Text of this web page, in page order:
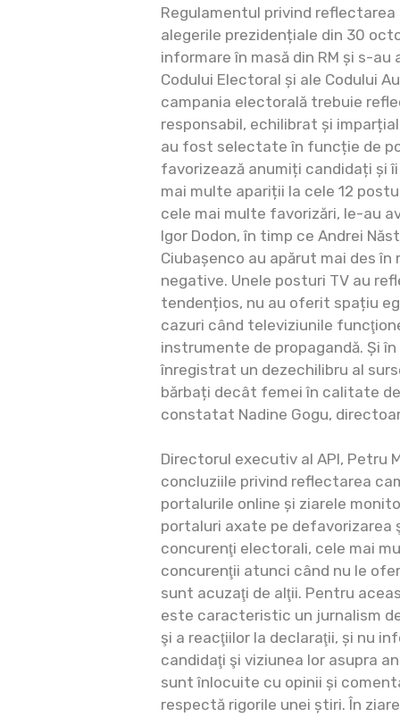
Regulamentul privind
alegerile prezidențiale din 30
informare în masă din RM și s-
Codului Electoral și ale Codului
campania electorală trebuie
responsabil, echilibrat și
au fost selectate în funcție de
favorizează anumiți candidați și
mai multe apariții la cele 12
cele mai multe favorizări, le-au
Igor Dodon, în timp ce Andrei
Ciubașenco au apărut mai des
negative. Unele posturi TV au
tendențios, nu au oferit spațiu
cazuri când televiziunile
instrumente de propagandă. Și
înregistrat un dezechilibru al
bărbați decât femei în calitate
constatat Nadine Gogu,
Directorul executiv al API, Petru
concluziile privind reflectarea
portalurile online și ziarele
portaluri axate pe defavorizarea
concurenţi electorali, cele mai
concurenţii atunci când nu le
sunt acuzaţi de alţii. Pentru
este caracteristic un jurnalism
şi a reacţiilor la declaraţii, și nu
candidaţi şi viziunea lor asupra
sunt înlocuite cu opinii și
respectă rigorile unei știri. În